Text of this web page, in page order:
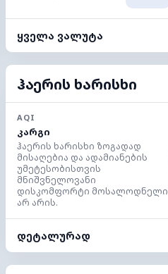
ყველა ვალუტა
ჰაერის ხარისხი
AQI
კარგი
ჰაერის ხარისხი ზოგადად
მისაღებია და ადამიანების
უმეტესობისთვის
მნიშვნელოვანი
დისკომფორტი მოსალოდნელი
არ არის.
დეტალურად